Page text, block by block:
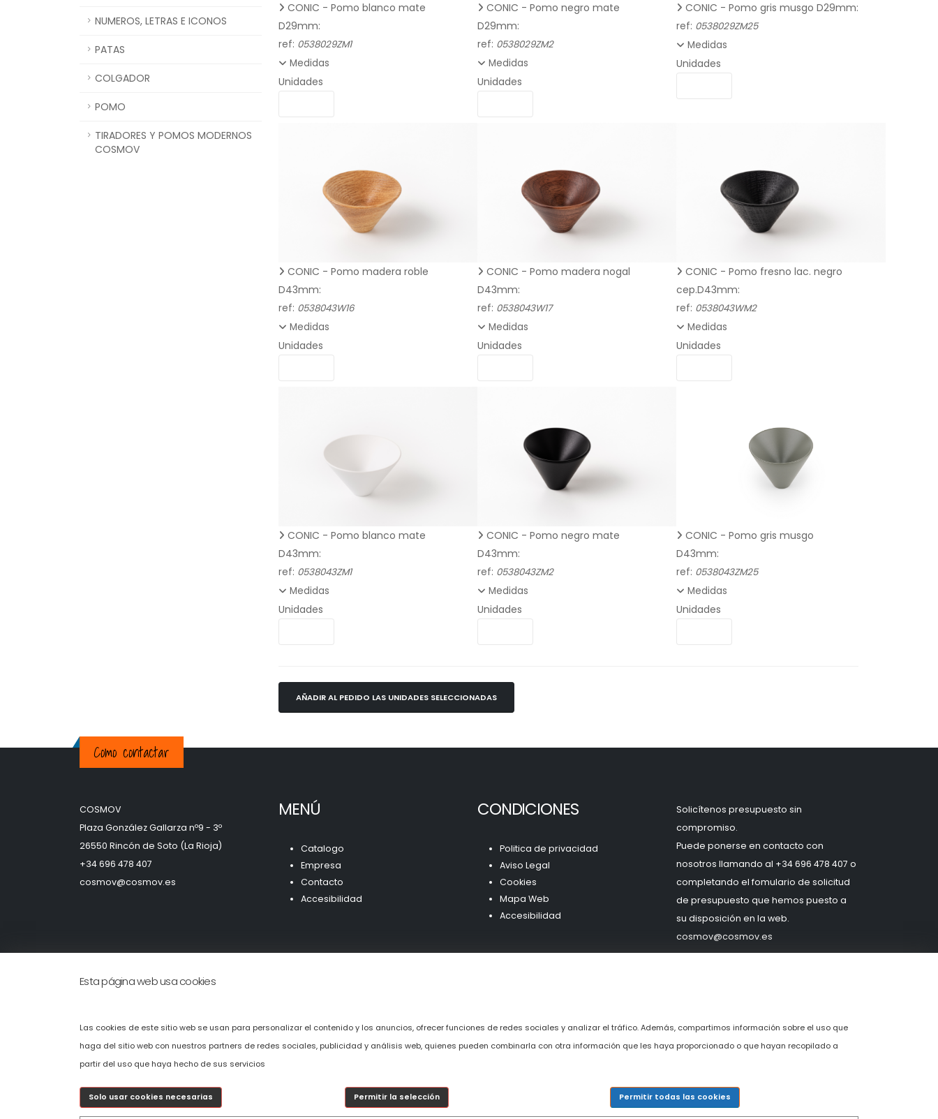
NUMEROS, LETRAS E ICONOS
PATAS
COLGADOR
POMO
TIRADORES Y POMOS MODERNOS
COSMOV
CONIC - Pomo blanco mate
D29mm:
ref: 0538029ZM1
Medidas
Unidades
CONIC - Pomo negro mate
D29mm:
ref: 0538029ZM2
Medidas
Unidades
CONIC - Pomo gris musgo D29mm:
ref: 0538029ZM25
Medidas
Unidades
CONIC - Pomo madera roble
D43mm:
ref: 0538043W16
Medidas
Unidades
CONIC - Pomo madera nogal
D43mm:
ref: 0538043W17
Medidas
Unidades
CONIC - Pomo fresno lac. negro
cep.D43mm:
ref: 0538043WM2
Medidas
Unidades
CONIC - Pomo blanco mate
D43mm:
ref: 0538043ZM1
Medidas
Unidades
CONIC - Pomo negro mate
D43mm:
ref: 0538043ZM2
Medidas
Unidades
CONIC - Pomo gris musgo
D43mm:
ref: 0538043ZM25
Medidas
Unidades
AÑADIR AL PEDIDO LAS UNIDADES SELECCIONADAS
Como contactar
COSMOV
Plaza González Gallarza nº9 - 3º
26550 Rincón de Soto (La Rioja)
+34 696 478 407
cosmov@cosmov.es
MENÚ
Catalogo
Empresa
Contacto
Accesibilidad
CONDICIONES
Politica de privacidad
Aviso Legal
Cookies
Mapa Web
Accesibilidad
Solicítenos presupuesto sin
compromiso.
Puede ponerse en contacto con
nosotros llamando al +34 696 478 407 o
completando el fomulario de solicitud
de presupuesto que hemos puesto a
su disposición en la web.
cosmov@cosmov.es
Esta página web usa cookies
Las cookies de este sitio web se usan para personalizar el contenido y los anuncios, ofrecer funciones de redes sociales y analizar el tráfico. Además, compartimos información sobre el uso que
haga del sitio web con nuestros partners de redes sociales, publicidad y análisis web, quienes pueden combinarla con otra información que les haya proporcionado o que hayan recopilado a
partir del uso que haya hecho de sus servicios
Solo usar cookies necesarias Permitir la selección Permitir todas las cookies